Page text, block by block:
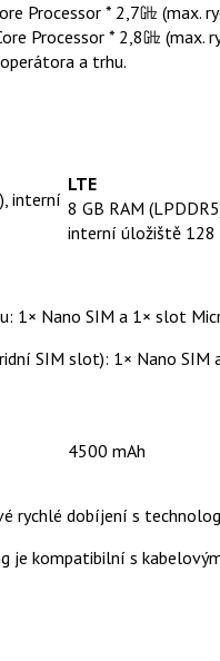
Processor * 2,7㎓ (max.
Processor * 2,8㎓ (max.
a trhu.
interní
LTE
8 GB RAM
interní úložiště 128
1× Nano SIM a 1× slot
SIM slot): 1× Nano
4500 mAh
rychlé dobíjení s
je kompatibilní s